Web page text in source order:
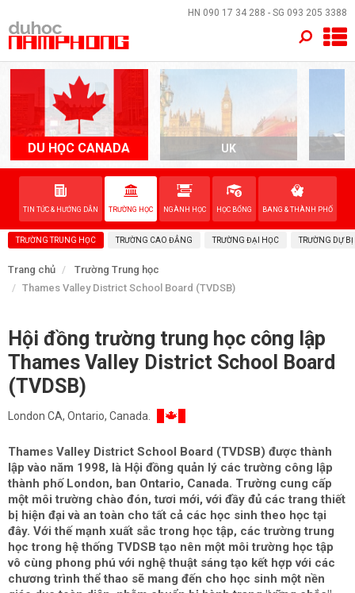
HN 090 17 34 288 - SG 093 205 3388
DU HỌC CANADA UK
TIN TỨC & HƯỚNG DẪN TRƯỜNG HỌC NGÀNH HỌC HỌC BỔNG BANG & THÀNH PHỐ
TRƯỜNG TRUNG HỌC TRƯỜNG CAO ĐẲNG TRƯỜNG ĐẠI HỌC TRƯỜNG DỰ BỊ
Trang chủ
Trường Trung học
Thames Valley District School Board (TVDSB)
Hội đồng trường trung học công lập
Thames Valley District School Board
(TVDSB)
London CA, Ontario, Canada.
Thames Valley District School Board (TVDSB) được thành
lập vào năm 1998, là Hội đồng quản lý các trường công lập
thành phố London, ban Ontario, Canada. Trường cung cấp
một môi trường chào đón, tươi mới, với đầy đủ các trang thiết
bị hiện đại và an toàn cho tất cả các học sinh theo học tại
đây. Với thế mạnh xuất sắc trong học tập, các trường trung
học trong hệ thống TVDSB tạo nên một môi trường học tập
vô cùng phong phú với nghệ thuật sáng tạo kết hợp với các
chương trình thể thao sẽ mang đến cho học sinh một nền
×
TRANG CHỦ
QUỐC GIA
EVENTS
DỊCH VỤ
VỀ NAM PHONG